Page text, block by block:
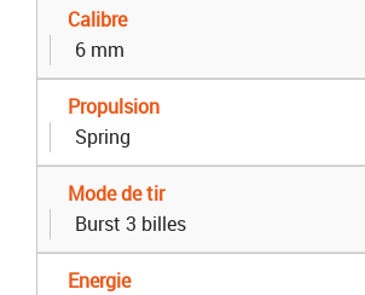
Calibre
6 mm
Propulsion
Spring
Mode de tir
Burst 3 billes
Energie